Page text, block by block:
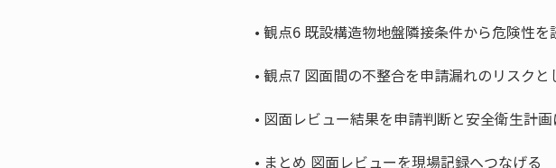
•
•
•
• まとめ 図面レビューを現場記録へつなげる